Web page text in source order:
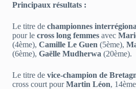
Principaux résultats :
Le titre de championnes
pour le cross long femmes avec
(4ème), Camille Le Guen (5ème),
(6ème), Gaëlle Mudherwa (20ème).
Le titre de vice-champion de
cross court pourMartin Léon,